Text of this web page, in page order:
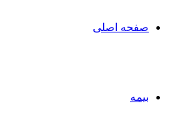
صفحه اصلی
بیمه